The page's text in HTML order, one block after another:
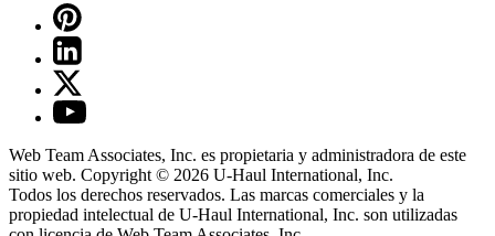
Web Team Associates, Inc. es propietaria y administradora de este
sitio web. Copyright © 2026 U-Haul International, Inc.
Todos los derechos reservados. Las marcas comerciales y la
propiedad intelectual de U-Haul International, Inc. son utilizadas